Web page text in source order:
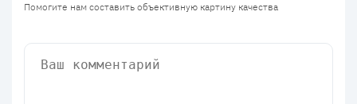
Помогите нам составить объективную картину качества